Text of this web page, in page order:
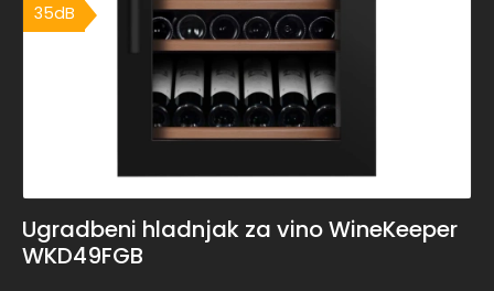
35dB
Ugradbeni hladnjak za vino WineKeeper
WKD49FGB